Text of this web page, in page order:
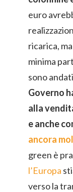
euro
ricarica,
minima
sono
Governo
alla
e anche
ancora
green è
l’Europa
verso la